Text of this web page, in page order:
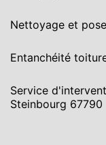
Nettoyage et
Entanchéité
Service
Steinbourg 67790